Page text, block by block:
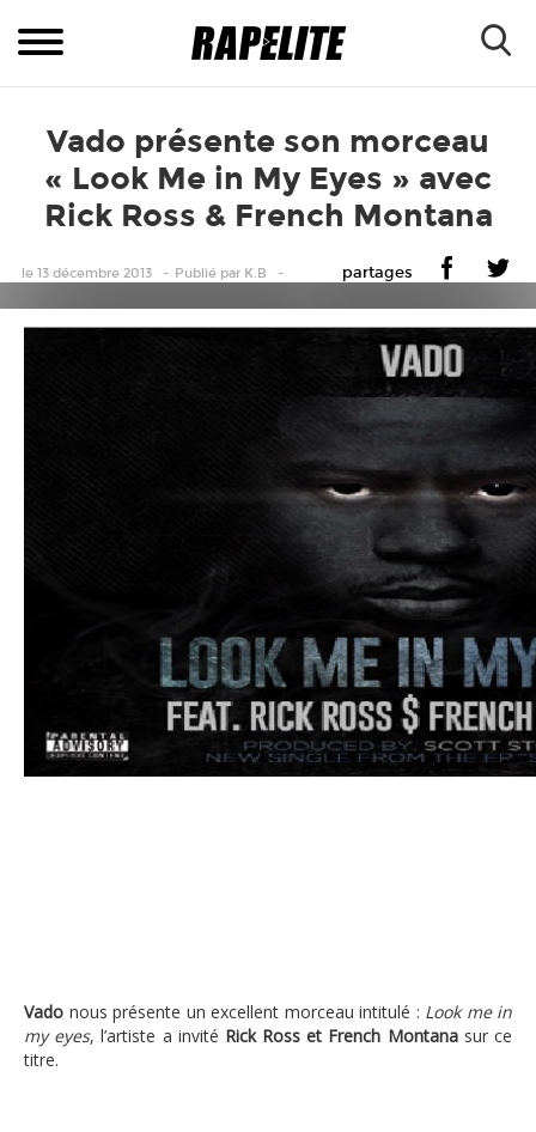
Vado présente son morceau
« Look Me in My Eyes » avec
Rick Ross & French Montana
le 13 décembre 2013 Publiépar K.B partages
Vado nous présente un excellent morceau intitulé : Look me in
my eyes, l’artiste a invité Rick Ross et French Montanasur ce
titre.